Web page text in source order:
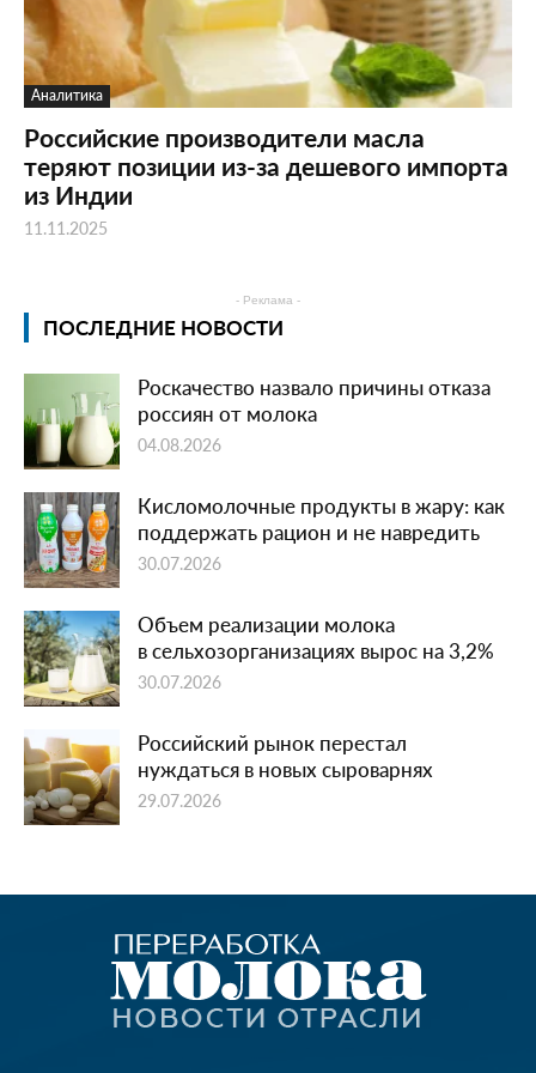
Аналитика
Российские производители масла
теряют позиции из-за дешевого импорта
из Индии
11.11.2025
- Реклама -
ПОСЛЕДНИЕ НОВОСТИ
Роскачество назвало причины отказа
россиян от молока
04.08.2026
Кисломолочные продукты в жару: как
поддержать рацион и не навредить
30.07.2026
Объем реализации молока
в сельхозорганизациях вырос на 3,2%
30.07.2026
Российский рынок перестал
нуждаться в новых сыроварнях
29.07.2026